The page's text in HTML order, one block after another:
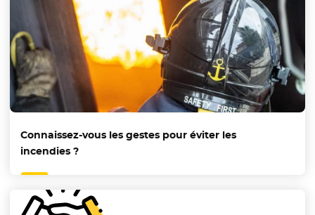
Connaissez-vous les gestes pour éviter les
incendies ?